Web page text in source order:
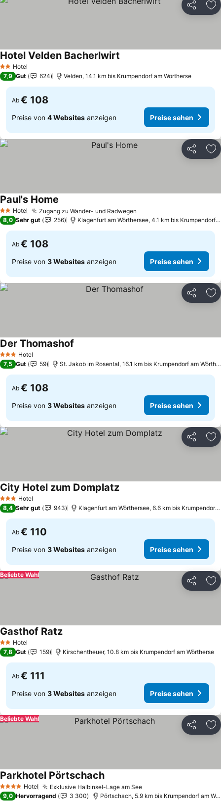
Teilen
2 Sterne
Hotel
Hotel Velden Bacherlwirt
7,9 Gut 624 Velden, 14.1 km bis Krumpendorf am Wörtherse
Ab € 108
Preise von 4 Websites anzeigen Preise sehen
Teilen
2 Sterne
Hotel Zugang zu Wander- und Radwegen
Paul's Home
8,0 Sehr gut 256 Klagenfurt am Wörthersee, 4.1 km bis Krumpendorf am Wörtherse
Ab € 108
Preise von 3 Websites anzeigen Preise sehen
Teilen
3 SterneHotel
Der Thomashof
7,5 Gut 59 St. Jakob im Rosental, 16.1 km bis Krumpendorf am Wörtherse
Ab € 108
Preise von 3 Websites anzeigen Preise sehen
Teilen
3 SterneHotel
City Hotel zum Domplatz
8,4 Sehr gut 943 Klagenfurt am Wörthersee, 6.6 km bis Krumpendorf am Wörtherse
Ab € 110
Preise von 3 Websites anzeigen Preise sehen
Teilen
Beliebte Wahl
2 Sterne
Hotel
Gasthof Ratz
7,8 Gut 159 Kirschentheuer, 10.8 km bis Krumpendorf am Wörtherse
Ab € 111
Preise von 3 Websites anzeigen Preise sehen
Teilen
Beliebte Wahl
4 Sterne Hotel Exklusive Halbinsel-Lage am See
Parkhotel Pörtschach
9,0 Hervorragend 3 300 Pörtschach, 5.9 km bis Krumpendorf am Wörtherse